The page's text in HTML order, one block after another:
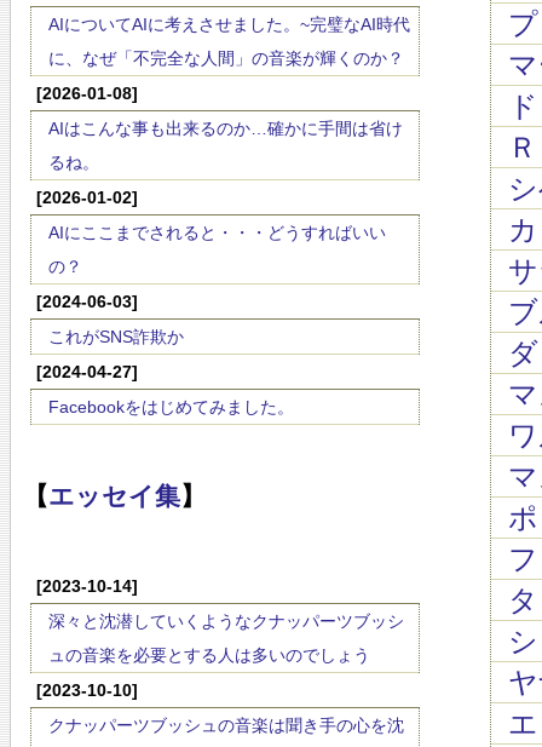
AIについてAIに考えさせました。~完璧なAI時代
に、なぜ「不完全な人間」の音楽が輝くのか？
[2026-01-08]
AIはこんな事も出来るのか…確かに手間は省け
るね。
[2026-01-02]
AIにここまでされると・・・どうすればいい
の？
[2024-06-03]
これがSNS詐欺か
[2024-04-27]
Facebookをはじめてみました。
【エッセイ集】
[2023-10-14]
深々と沈潜していくようなクナッパーツブッシ
ュの音楽を必要とする人は多いのでしょう
[2023-10-10]
クナッパーツブッシュの音楽は聞き手の心を沈